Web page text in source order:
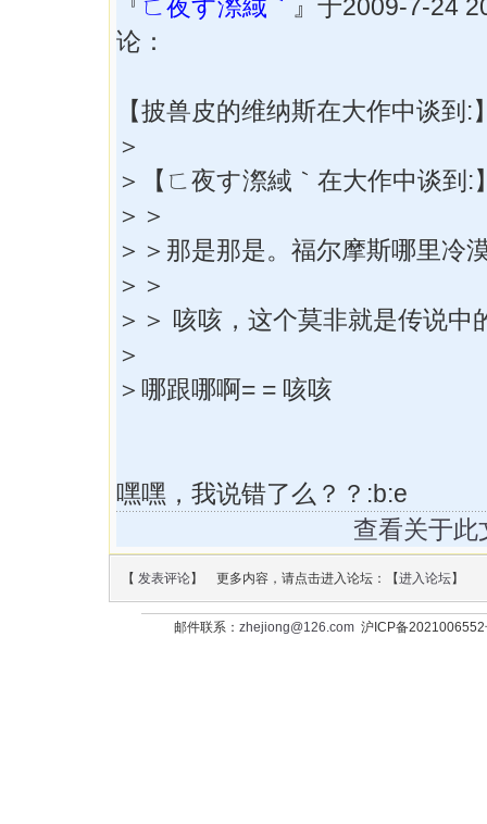
『ㄈ夜す漈緎｀ 』于2009-7-24
论：
【披兽皮的维纳斯在大作中谈到:
＞
＞【ㄈ夜す漈緎｀在大作中谈到:
＞＞
＞＞那是那是。福尔摩斯哪里冷
＞＞
＞＞ 咳咳，这个莫非就是传说中
＞
＞哪跟哪啊= = 咳咳
嘿嘿，我说错了么？？:b:e
查看关于此
【 发表评论】 更多内容，请点击进入论坛：【进入论坛】
邮件联系： zhejiong@126.com沪ICP备